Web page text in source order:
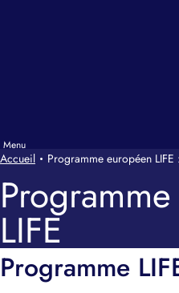
Accueil Programme européen
LIFE
Programme